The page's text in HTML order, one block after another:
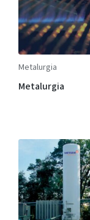
Metalurgia
Metalurgia